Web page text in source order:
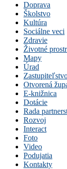
Doprava
Školstvo
Kultúra
Sociálne veci
Zdravie
Životné
Mapy
Úrad
Otvorená
E-knižnica
Dotácie
Rada
Rozvoj
Interact
Foto
Video
Podujatia
Kontakty